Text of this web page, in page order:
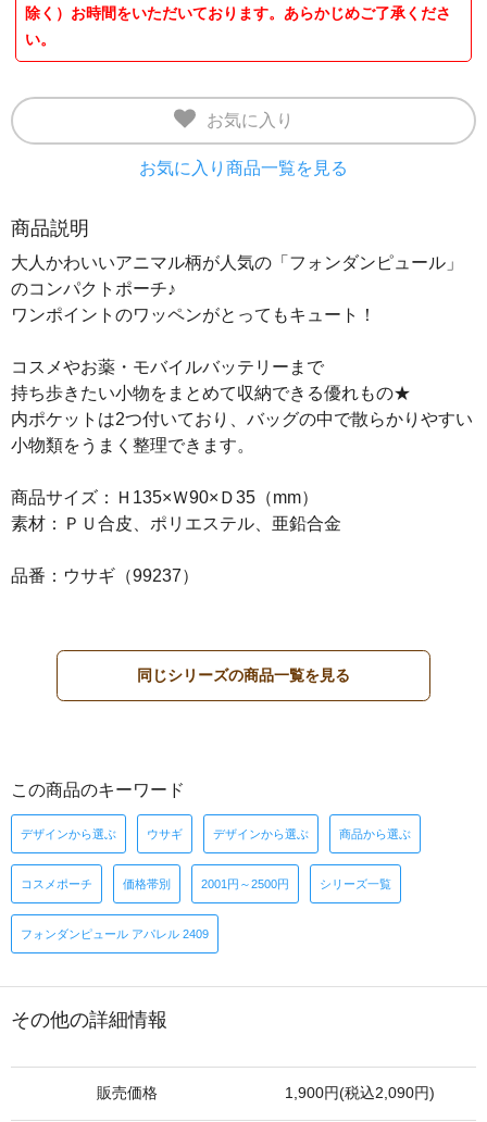
除く）お時間をいただいております。あらかじめご了承くださ
い。
お気に入り
お気に入り商品一覧を見る
商品説明
大人かわいいアニマル柄が人気の「フォンダンピュール」
のコンパクトポーチ♪
ワンポイントのワッペンがとってもキュート！
コスメやお薬・モバイルバッテリーまで
持ち歩きたい小物をまとめて収納できる優れもの★
内ポケットは2つ付いており、バッグの中で散らかりやすい
小物類をうまく整理できます。
商品サイズ：Ｈ135×Ｗ90×Ｄ35（mm）
素材：ＰＵ合皮、ポリエステル、亜鉛合金
品番：ウサギ（99237）
同じシリーズの商品一覧を見る
この商品のキーワード
デザインから選ぶ ウサギ デザインから選ぶ 商品から選ぶ
コスメポーチ 価格帯別 2001円～2500円 シリーズ一覧
フォンダンピュール アパレル 2409
その他の詳細情報
販売価格 1,900円(税込2,090円)